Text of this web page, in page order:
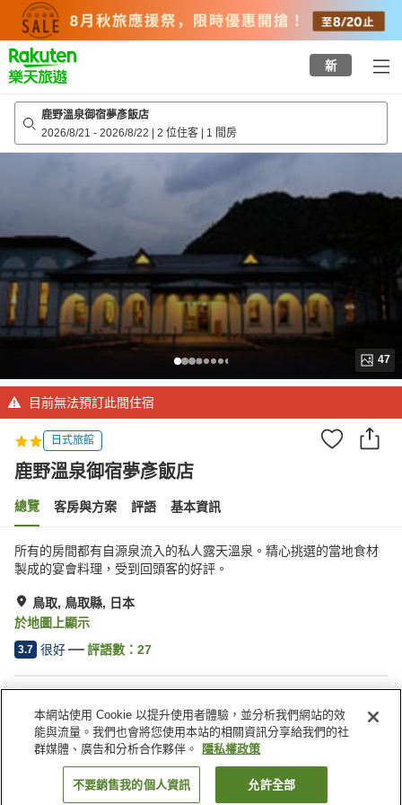
top
page
新
鹿野溫泉御宿夢彥飯店
2026/8/21 - 2026/8/22 | 2 位住客 | 1 間房
47
目前無法預訂此間住宿
日式旅館
鹿野溫泉御宿夢彥飯店
總覽 客房與方案 評語 基本資訊
所有的房間都有自源泉流入的私人露天溫泉。精心挑選的當地食材
製成的宴會料理，受到回頭客的好評。
鳥取, 鳥取縣, 日本
於地圖上顯示
3.7 很好 評語數： 27
停車場
餐廳
咖啡廳
自動販賣機
日本 鳥取縣 鳥取 鹿野溫泉御宿夢彥飯店
找客房
本網站使用 Cookie 以提升使用者體驗，並分析我們網站的效
能與流量。我們也會將您使用本站的相關資訊分享給我們的社
群媒體、廣告和分析合作夥伴。
隱私權政策
不要銷售我的個人資訊 允許全部